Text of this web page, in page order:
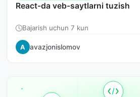
React-da veb-saytlarni tuzish
Bajarish uchun 7 kun
A avazjonislomov